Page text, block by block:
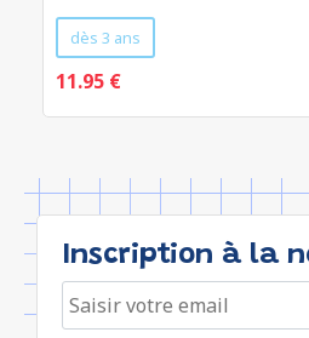
dès 3 ans
11.95 €
Inscription à la